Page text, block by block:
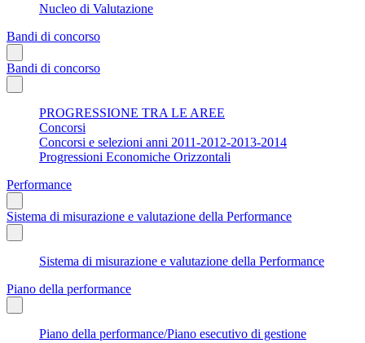
Nucleo di Valutazione
Bandi di concorso
Bandi di concorso
PROGRESSIONE TRA LE AREE
Concorsi
Concorsi e selezioni anni 2011-2012-2013-2014
Progressioni Economiche Orizzontali
Performance
Sistema di misurazione e valutazione della Performance
Sistema di misurazione e valutazione della Performance
Piano della performance
Piano della performance/Piano esecutivo di gestione